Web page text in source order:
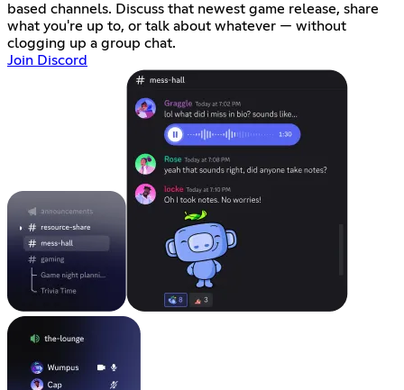
based channels. Discuss that newest game release, share
what you're up to, or talk about whatever — without
clogging up a group chat.
Join Discord